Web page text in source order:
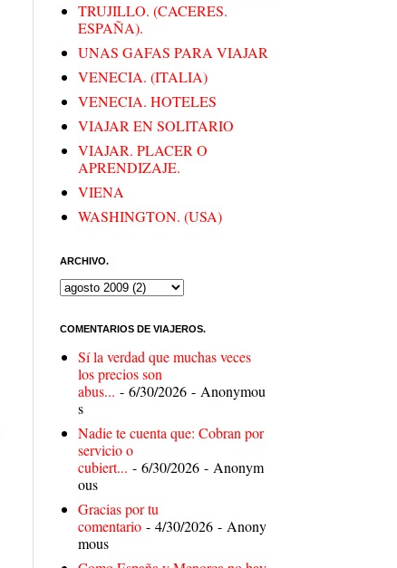
TRUJILLO. (CACERES.
ESPAÑA).
UNAS GAFAS PARA VIAJAR
VENECIA. (ITALIA)
VENECIA. HOTELES
VIAJAR EN SOLITARIO
VIAJAR. PLACER O
APRENDIZAJE.
VIENA
WASHINGTON. (USA)
ARCHIVO.
COMENTARIOS DE VIAJEROS.
Sí la verdad que muchas veces
los precios son
abus... - 6/30/2026 - Anonymou
s
Nadie te cuenta que: Cobran por
servicio o
cubiert... - 6/30/2026 - Anonym
ous
Gracias por tu
comentario - 4/30/2026 - Anony
mous